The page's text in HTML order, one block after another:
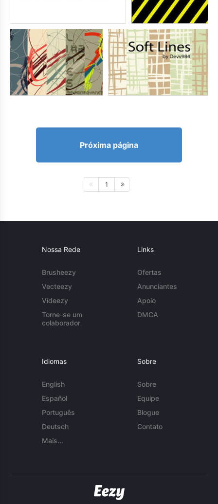
Próxima página
1
Nossa Rede
Brusheezy
Vecteezy
Videezy
Torne-se um
colaborador
Links
Ofertas
Anunciantes
Apoio
DMCA
Idiomas
English
Español
Português
Deutsch
Mais...
Sobre
Sobre
Equipe
Blogue
Contato